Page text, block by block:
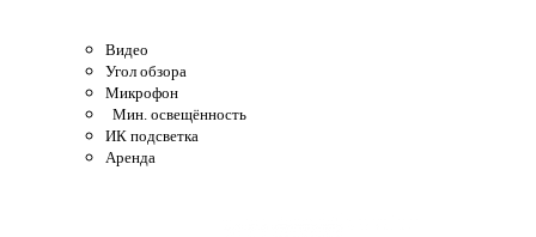
Видео
Угол обзора
Микрофон
Мин. освещённость
ИК подсветка
Аренда